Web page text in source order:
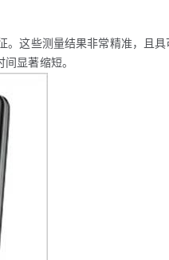
。这些测量结果非常精准，且具
显著缩短。